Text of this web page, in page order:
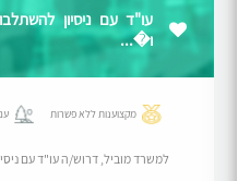
עו"ד עם ניסיון
ו�...
מקצוענות ללא פשרות
למשרד מוביל, דרוש/ה עו"ד עם